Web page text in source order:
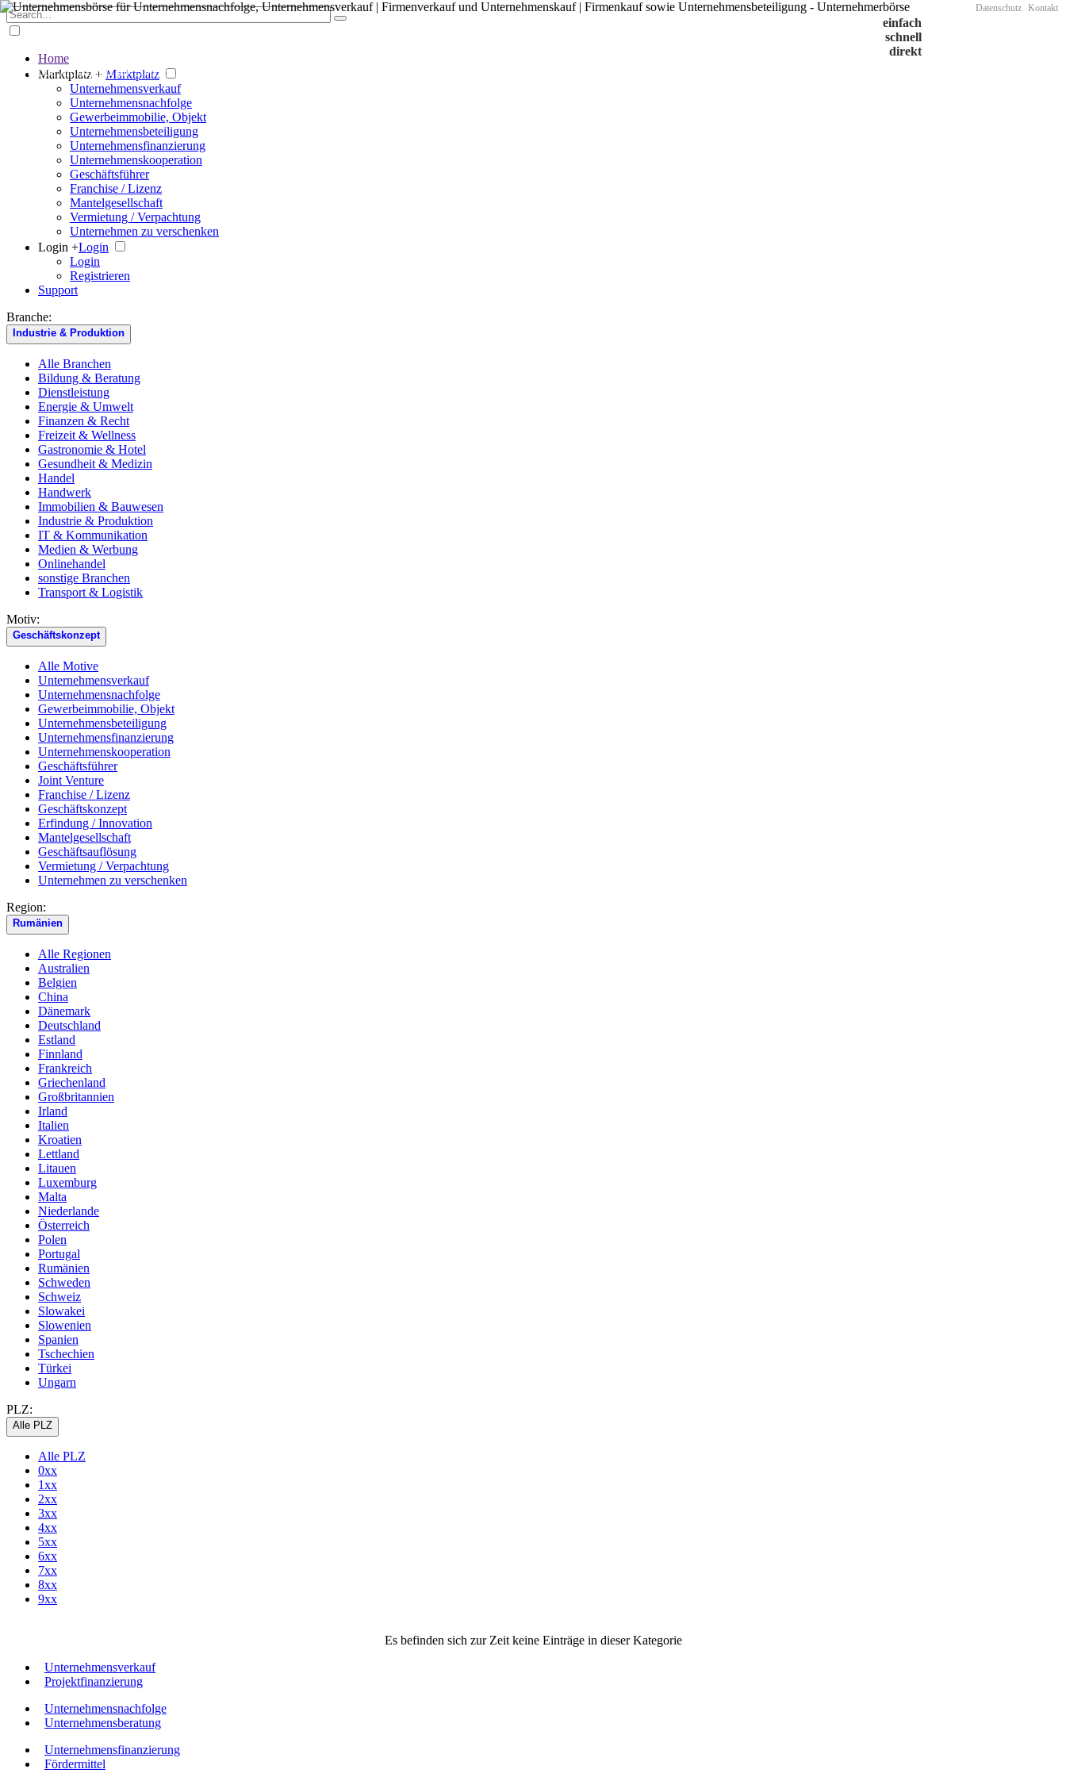
einfach
schnell
direkt
Der große Marktplatz für Unternehmen
Datenschutz Kontakt
Home
Marktplatz + Marktplatz
Unternehmensverkauf
Unternehmensnachfolge
Gewerbeimmobilie, Objekt
Unternehmensbeteiligung
Unternehmensfinanzierung
Unternehmenskooperation
Geschäftsführer
Franchise / Lizenz
Mantelgesellschaft
Vermietung / Verpachtung
Unternehmen zu verschenken
Login +Login
Login
Registrieren
Support
Branche:
Industrie & Produktion
Alle Branchen
Bildung & Beratung
Dienstleistung
Energie & Umwelt
Finanzen & Recht
Freizeit & Wellness
Gastronomie & Hotel
Gesundheit & Medizin
Handel
Handwerk
Immobilien & Bauwesen
Industrie & Produktion
IT & Kommunikation
Medien & Werbung
Onlinehandel
sonstige Branchen
Transport & Logistik
Motiv:
Geschäftskonzept
Alle Motive
Unternehmensverkauf
Unternehmensnachfolge
Gewerbeimmobilie, Objekt
Unternehmensbeteiligung
Unternehmensfinanzierung
Unternehmenskooperation
Geschäftsführer
Joint Venture
Franchise / Lizenz
Geschäftskonzept
Erfindung / Innovation
Mantelgesellschaft
Geschäftsauflösung
Vermietung / Verpachtung
Unternehmen zu verschenken
Region:
Rumänien
Alle Regionen
Australien
Belgien
China
Dänemark
Deutschland
Estland
Finnland
Frankreich
Griechenland
Großbritannien
Irland
Italien
Kroatien
Lettland
Litauen
Luxemburg
Malta
Niederlande
Österreich
Polen
Portugal
Rumänien
Schweden
Schweiz
Slowakei
Slowenien
Spanien
Tschechien
Türkei
Ungarn
PLZ:
Alle PLZ
Alle PLZ
0xx
1xx
2xx
3xx
4xx
5xx
6xx
7xx
8xx
9xx
Es befinden sich zur Zeit keine Einträge in dieser Kategorie
Unternehmensverkauf
Projektfinanzierung
Unternehmensnachfolge
Unternehmensberatung
Unternehmensfinanzierung
Fördermittel